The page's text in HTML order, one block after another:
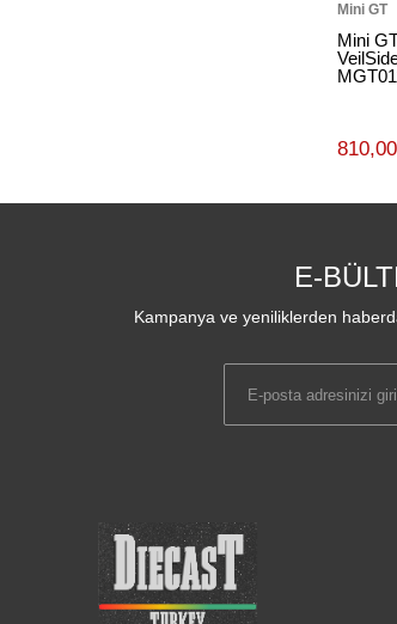
Mini GT
Mini
E-
Kampanya ve yeniliklerden